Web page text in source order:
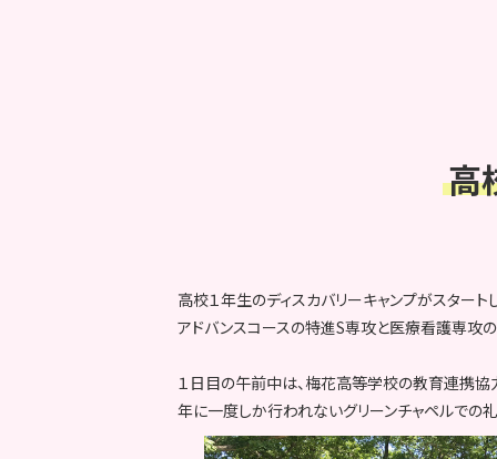
高
高校１年生のディスカバリーキャンプがスタート
アドバンスコースの特進S専攻と医療看護専攻
１日目の午前中は、梅花高等学校の教育連携
年に一度しか行われないグリーンチャペルでの